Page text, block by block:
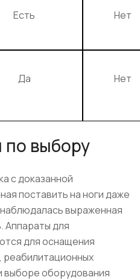
Есть Нет
Да Нет
выбору
с доказанной
поставить на ноги даже
выраженная
Аппараты для
для оснащения
реабилитационных
выборе оборудования